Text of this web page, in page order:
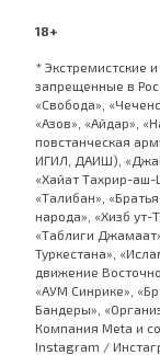
18+
* Экстремистские
запрещенные в
«Свобода»,
«Азов», «Айдар»,
повстанческая
ИГИЛ, ДАИШ),
«Хайат Тахрир-
«Талибан»,
народа», «Хизб ут-
«Таблиги
Туркестана»,
движение
«АУМ Синрике»,
Бандеры»,
Компания Meta и
Instagram /